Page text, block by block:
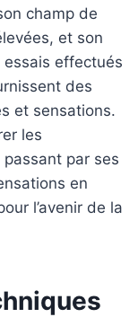
champ de
et son
essais effectués
des
et sensations.
les
par ses
en
l’avenir de la